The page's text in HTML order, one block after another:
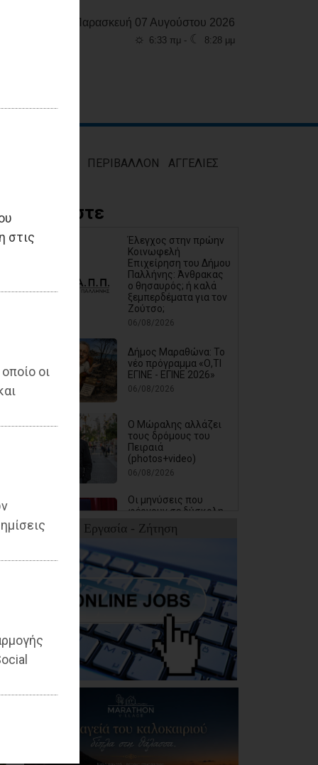
στις
οι
Παρασκευή 07 Αυγούστου 2026
☼ 6:33 πμ - ☾ 8:28 μμ
ΠΕΡΙΒΑΛΛΟΝ ΑΓΓΕΛΙΕΣ
Διαβάστε
Έλεγχος στην πρώην
Κοινωφελή
Επιχείρηση του Δήμου
Παλλήνης: Άνθρακας
ο θησαυρός; ή καλά
ξεμπερδέματα για τον
Ζούτσο;
06/08/2026
Δήμος Μαραθώνα: Το
νέο πρόγραμμα «Ο,ΤΙ
ΕΓΙΝΕ - ΕΓΙΝΕ 2026»
06/08/2026
Ο Μώραλης αλλάζει
τους δρόμους του
Πειραιά
(photos+video)
06/08/2026
Οι μηνύσεις που
φέρνουν σε δύσκολη
θέση αιρετό των
νοτίων προαστίων
Τίγκα στα ξερά χόρτα
ο Διόνυσος, «άφαντη»
η Δημοτική Αρχή
06/08/2026
Η Novibet «ψηφίζει»
πρωθυπουργό: Το
ακλόνητο φαβορί, η
επιστροφή και το
αουτσάιντερ των
41,00
06/08/2026
Προσφυγή της
αντιπολίτευσης του
Δήμου Παλλήνης στην
Εργασία - Ζήτηση